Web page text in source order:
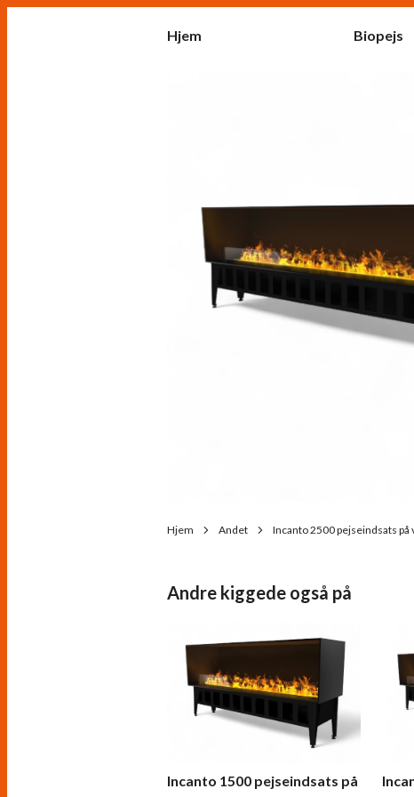
Hjem Biopejs
Hjem Andet Incanto 2500 pejseindsats på
Andre kiggede også på
Incanto 1500 pejseindsats på